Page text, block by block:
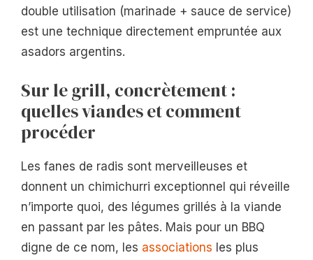
double utilisation (marinade + sauce de service)
est une technique directement empruntée aux
asadors argentins.
Sur le grill, concrètement :
quelles viandes et comment
procéder
Les fanes de radis sont merveilleuses et
donnent un chimichurri exceptionnel qui réveille
n’importe quoi, des légumes grillés à la viande
en passant par les pâtes. Mais pour un BBQ
digne de ce nom, les associations les plus